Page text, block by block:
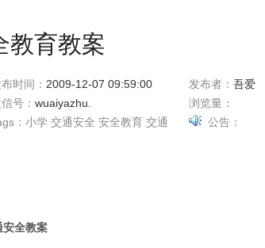
教育教案
时间： 2009-12-07 09:59:00 发布者： 吾爱
号： wuaiyazhu.
浏览量：
： 小学 交通安全 安全教育 交通 公告：
安全教案